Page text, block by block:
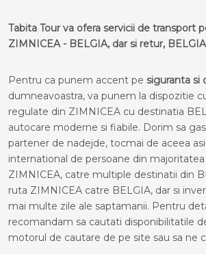
Tabita Tour va ofera servicii de transport
ZIMNICEA - BELGIA, dar si retur,
Pentru ca punem accent pe siguranta si
dumneavoastra, va punem la dispozitie
regulate din ZIMNICEA cu destinatia
autocare moderne si fiabile. Dorim sa
partener de nadejde, tocmai de aceea
international de persoane din majoritatea
ZIMNICEA, catre multiple destinatii din
ruta ZIMNICEA catre BELGIA, dar si
mai multe zile ale saptamanii. Pentru
recomandam sa cautati disponibilitatile
motorul de cautare de pe site sau sa ne